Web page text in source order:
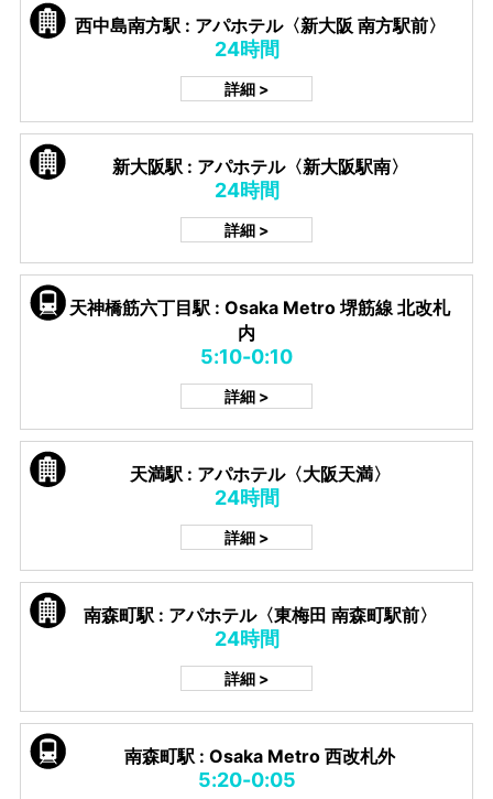
西中島南方駅 : アパホテル〈新大阪 南方駅前〉
24時間
詳細 >
新大阪駅 : アパホテル〈新大阪駅南〉
24時間
詳細 >
天神橋筋六丁目駅 : Osaka Metro 堺筋線 北改札
内
5:10-0:10
詳細 >
天満駅 : アパホテル〈大阪天満〉
24時間
詳細 >
南森町駅 : アパホテル〈東梅田 南森町駅前〉
24時間
詳細 >
南森町駅 : Osaka Metro 西改札外
5:20-0:05